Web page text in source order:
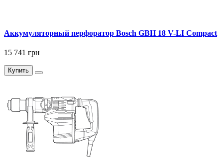
Аккумуляторный перфоратор Bosch GBH 18 V-LI Compact
15 741 грн
Купить